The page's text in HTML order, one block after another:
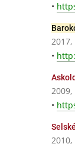
•
2017,
•
•
Selské